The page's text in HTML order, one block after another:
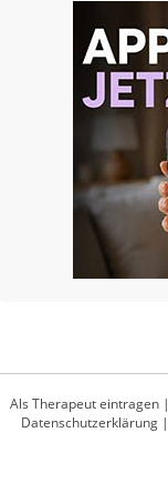
Als Therapeut eintragen |
Datenschutzerklärung|